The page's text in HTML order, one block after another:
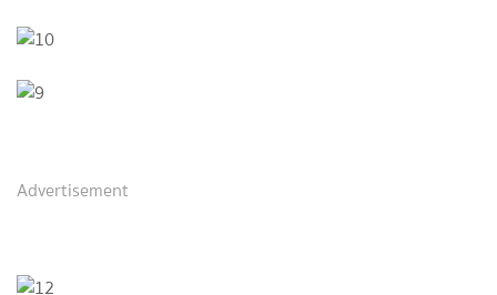
Advertisement